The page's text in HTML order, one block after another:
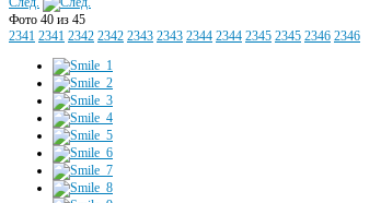
Фото 40 из 45
2341 2341 2342 2342 2343 2343 2344 2344 2345 2345 2346 2346